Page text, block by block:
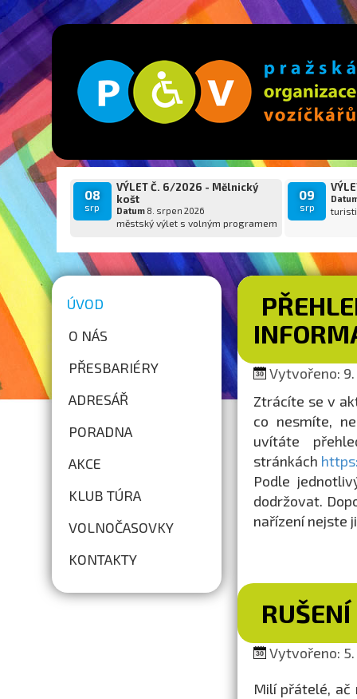
08
srp
VÝLET Č. 6/2026 - Mělnický
košt
Datum8. srpen 2026
městský výlet s volným programem
09
srp
ÚVOD
O NÁS
PŘESBARIÉRY
ADRESÁŘ
PORADNA
AKCE
KLUB TÚRA
VOLNOČASOVKY
KONTAKTY
Vytvořeno: 9.
Ztrácíte se v
co nesmíte,
uvítáte
stránkách
Podle
dodržovat.
nařízení nejste
RUŠENÍ
Vytvořeno: 5.
Milí přátelé, ač